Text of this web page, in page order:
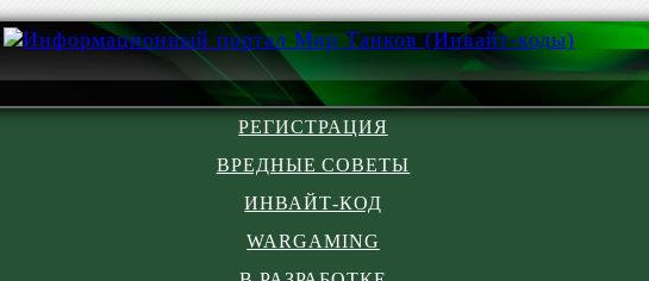
РЕГИСТРАЦИЯ
ВРЕДНЫЕ СОВЕТЫ
ИНВАЙТ-КОД
WARGAMING